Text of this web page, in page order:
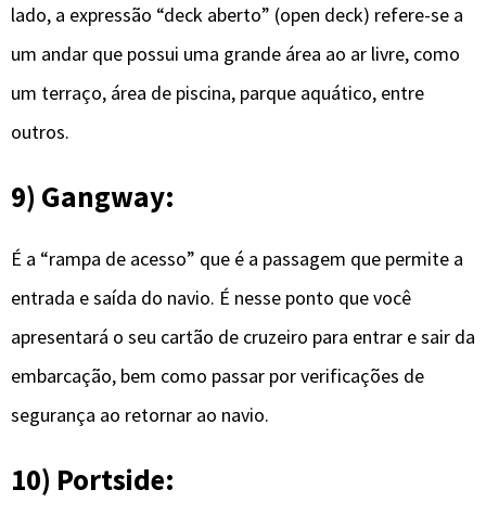
lado, a expressão “deck aberto” (open deck) refere-se a
um andar que possui uma grande área ao ar livre, como
um terraço, área de piscina, parque aquático, entre
outros.
9) Gangway:
É a “rampa de acesso” que é a passagem que permite a
entrada e saída do navio. É nesse ponto que você
apresentará o seu cartão de cruzeiro para entrar e sair da
embarcação, bem como passar por verificações de
segurança ao retornar ao navio.
10) Portside: